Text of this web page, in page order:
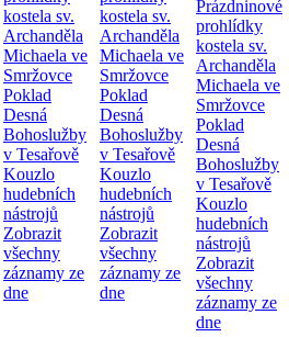
kostela sv.
Archanděla
Michaela ve
Smržovce
Poklad
Desná
Bohoslužby
v Tesařově
Kouzlo
hudebních
nástrojů
Zobrazit
všechny
záznamy ze
dne
kostela sv.
Archanděla
Michaela ve
Smržovce
Poklad
Desná
Bohoslužby
v Tesařově
Kouzlo
hudebních
nástrojů
Zobrazit
všechny
záznamy ze
dne
Prázdninové
prohlídky
kostela sv.
Archanděla
Michaela ve
Smržovce
Poklad
Desná
Bohoslužby
v Tesařově
Kouzlo
hudebních
nástrojů
Zobrazit
všechny
záznamy ze
dne